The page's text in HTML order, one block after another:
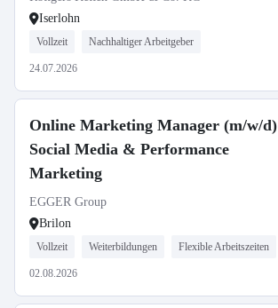
Iserlohn
Vollzeit Nachhaltiger Arbeitgeber
24.07.2026
Online Marketing Manager (m/w/d)
Social Media & Performance
Marketing
EGGER Group
Brilon
Vollzeit Weiterbildungen Flexible Arbeitszeiten
02.08.2026